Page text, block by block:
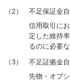
（2）
不足保証金
信用取引に
定した維持
るのに必要
（3）
不足証拠金
先物・オプ